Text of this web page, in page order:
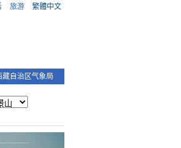
旅游 繁體中文
藏自治区气象局